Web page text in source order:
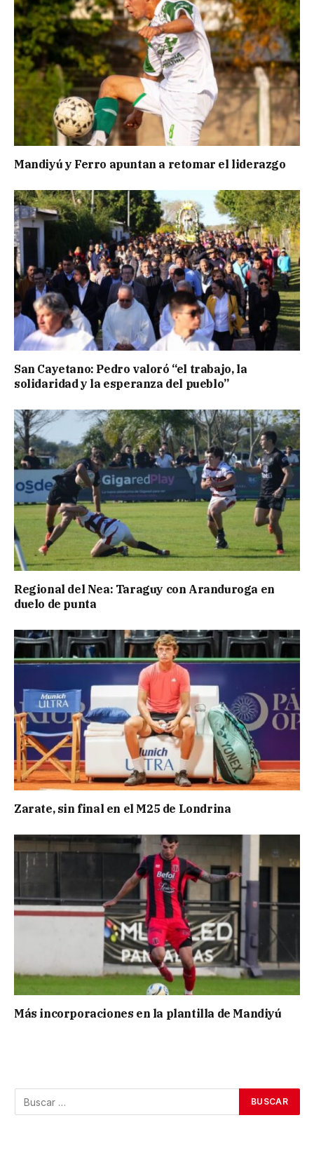
Mandiyú y Ferro apuntan a retomar el liderazgo
San Cayetano: Pedro valoró “el trabajo, la
solidaridad y la esperanza del pueblo”
Regional del Nea: Taraguy con Aranduroga en
duelo de punta
Zarate, sin final en el M25 de Londrina
Más incorporaciones en la plantilla de Mandiyú